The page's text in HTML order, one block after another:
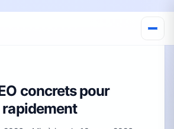
concrets pour